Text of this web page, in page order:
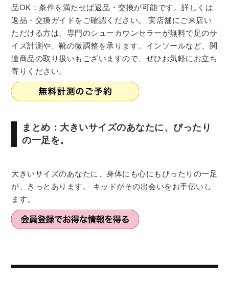
品OK：条件を満たせば返品・交換が可能です。詳しくは
返品・交換ガイドをご確認ください。 実店舗にご来店い
ただける方は、専門のシューカウンセラーが無料で足のサ
イズ計測や、靴の微調整を承ります。インソールなど、関
連商品の取り扱いもございますので、ぜひお気軽にお立ち
寄りください。
まとめ：大きいサイズのあなたに、ぴったり
の一足を。
大きいサイズのあなたに、身体にも心にもぴったりの一足
が、きっとあります。 キッドがその出会いをお手伝いし
ます。